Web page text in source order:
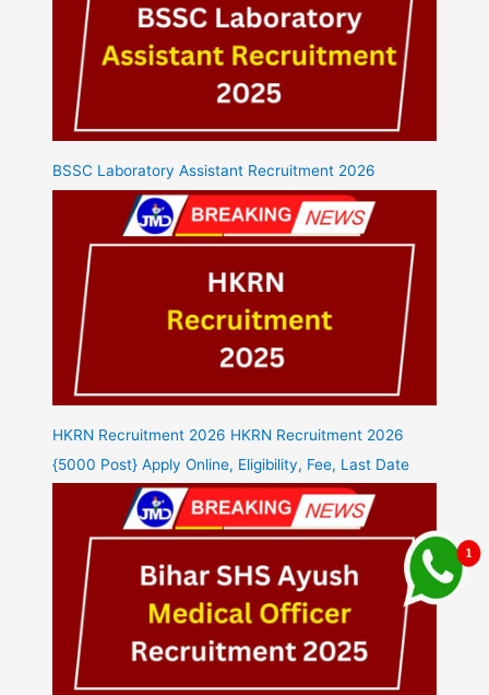
BSSC Laboratory Assistant Recruitment 2026
HKRN Recruitment 2026 HKRN Recruitment 2026
{5000 Post} Apply Online, Eligibility, Fee, Last Date